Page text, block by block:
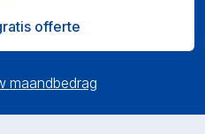
offerte
maandbedrag